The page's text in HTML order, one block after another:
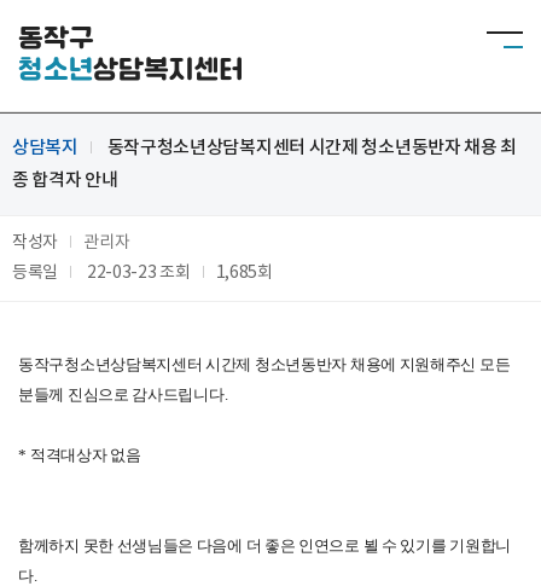
동작구
청소년상담복지센터
상담복지
동작구청소년상담복지센터 시간제 청소년동반자 채용 최
종 합격자 안내
작성자
관리자
등록일
22-03-23조회 1,685회
동작구청소년상담복지센터 시간제 청소년동반자 채용에 지원해주신 모든
분들께 진심으로 감사드립니다.
* 적격대상자 없음
함께하지 못한 선생님들은 다음에 더 좋은 인연으로 뵐 수 있기를 기원합니
다.